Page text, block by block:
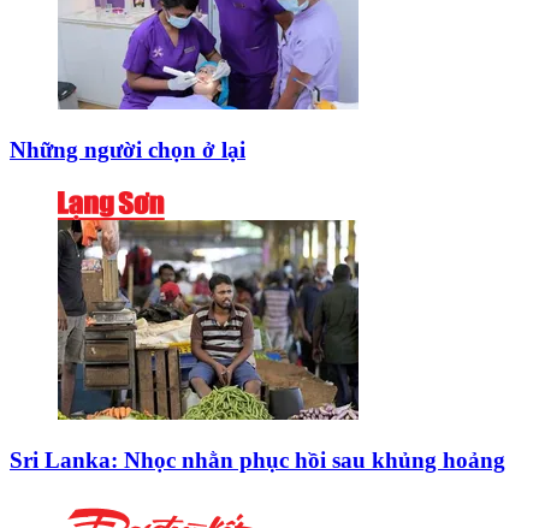
Những người chọn ở lại
Sri Lanka: Nhọc nhằn phục hồi sau khủng hoảng